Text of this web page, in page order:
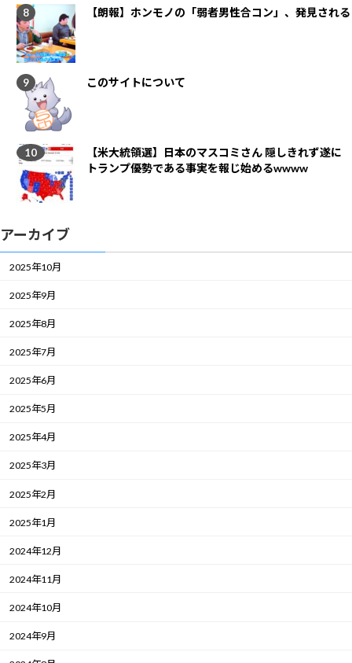
【朗報】ホンモノの「弱者男性合コン」、発見される
このサイトについて
【米大統領選】日本のマスコミさん 隠しきれず遂に
トランプ優勢である事実を報じ始めるwwww
アーカイブ
2025年10月
2025年9月
2025年8月
2025年7月
2025年6月
2025年5月
2025年4月
2025年3月
2025年2月
2025年1月
2024年12月
2024年11月
2024年10月
2024年9月